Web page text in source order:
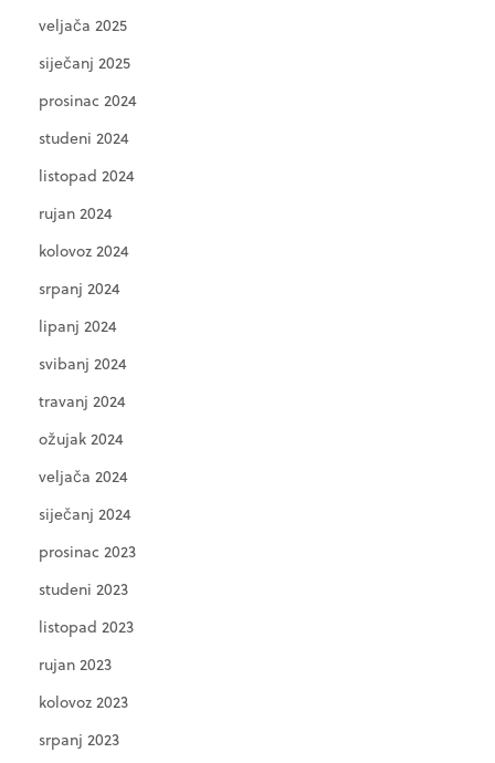
veljača 2025
siječanj 2025
prosinac 2024
studeni 2024
listopad 2024
rujan 2024
kolovoz 2024
srpanj 2024
lipanj 2024
svibanj 2024
travanj 2024
ožujak 2024
veljača 2024
siječanj 2024
prosinac 2023
studeni 2023
listopad 2023
rujan 2023
kolovoz 2023
srpanj 2023